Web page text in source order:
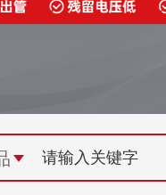
生产设备
组织机构
联系欣灵